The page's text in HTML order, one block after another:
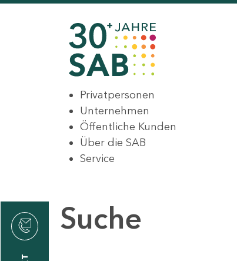
Privatpersonen
Unternehmen
Öffentliche Kunden
Über die SAB
Service
Suche